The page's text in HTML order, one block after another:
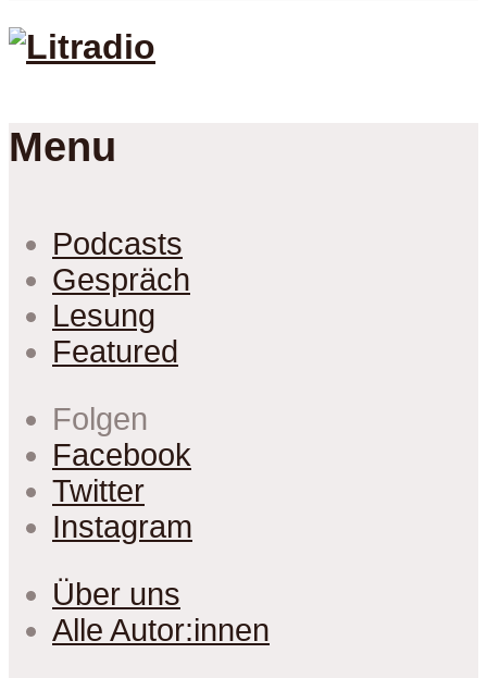
Menu
Podcasts
Gespräch
Lesung
Featured
Folgen
Facebook
Twitter
Instagram
Über uns
Alle Autor:innen